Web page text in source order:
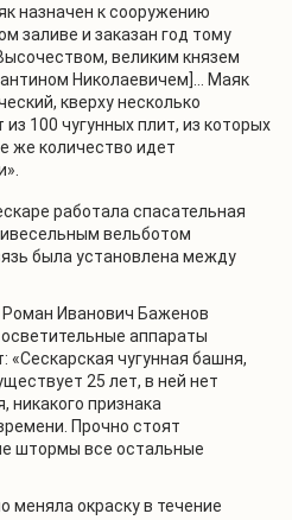
назначен к сооружению
заливе и заказан год тому
великим князем
Николаевичем]… Маяк
кверху несколько
100 чугунных плит, из которых
же количество идет
работала спасательная
вельботом
была установлена между
Иванович Баженов
аппараты
«Сескарская чугунная башня,
25 лет, в ней нет
признака
Прочно стоят
штормы все остальные
меняла окраску в течение